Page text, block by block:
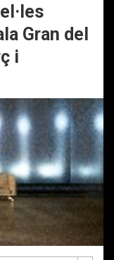
Gran del
i